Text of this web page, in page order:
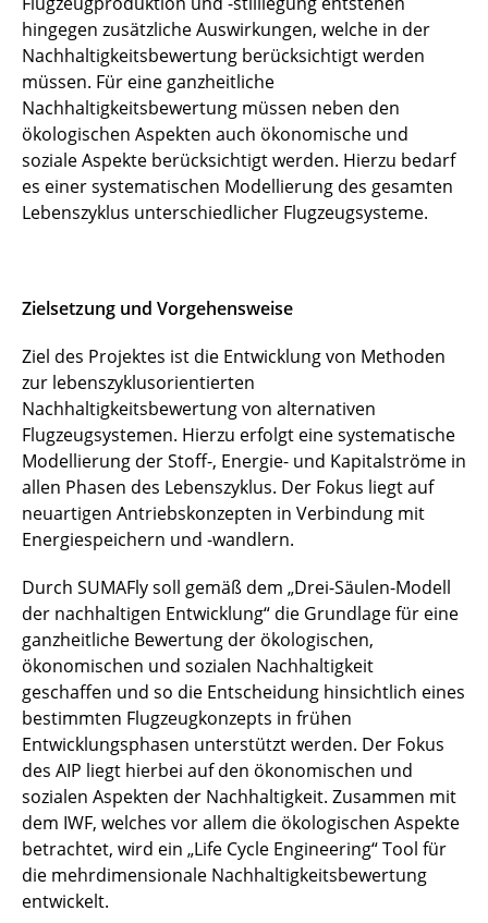
hingegen zusätzliche Auswirkungen, welche in der
Nachhaltigkeitsbewertung berücksichtigt werden
müssen. Für eine ganzheitliche
Nachhaltigkeitsbewertung müssen neben den
ökologischen Aspekten auch ökonomische und
soziale Aspekte berücksichtigt werden. Hierzu bedarf
es einer systematischen Modellierung des gesamten
Lebenszyklus unterschiedlicher Flugzeugsysteme.
Zielsetzung und Vorgehensweise
Ziel des Projektes ist die Entwicklung von Methoden
zur lebenszyklusorientierten
Nachhaltigkeitsbewertung von alternativen
Flugzeugsystemen. Hierzu erfolgt eine systematische
Modellierung der Stoff-, Energie- und Kapitalströme in
allen Phasen des Lebenszyklus. Der Fokus liegt auf
neuartigen Antriebskonzepten in Verbindung mit
Energiespeichern und -wandlern.
Durch SUMAFly soll gemäß dem „Drei-Säulen-Modell
der nachhaltigen Entwicklung“ die Grundlage für eine
ganzheitliche Bewertung der ökologischen,
ökonomischen und sozialen Nachhaltigkeit
geschaffen und so die Entscheidung hinsichtlich eines
bestimmten Flugzeugkonzepts in frühen
Entwicklungsphasen unterstützt werden. Der Fokus
des AIP liegt hierbei auf den ökonomischen und
sozialen Aspekten der Nachhaltigkeit. Zusammen mit
dem IWF, welches vor allem die ökologischen Aspekte
betrachtet, wird ein „Life Cycle Engineering“ Tool für
die mehrdimensionale Nachhaltigkeitsbewertung
entwickelt.